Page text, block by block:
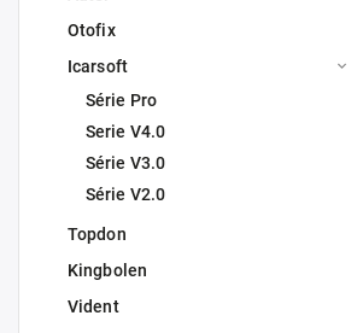
Otofix
Icarsoft
Série Pro
Serie V4.0
Série V3.0
Série V2.0
Topdon
Kingbolen
Vident